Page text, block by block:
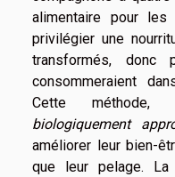
alimentaire pour
privilégier une
transformés,
consommeraient
Cette méthode,
biologiquement
améliorer leur bien-
que leur pelage.